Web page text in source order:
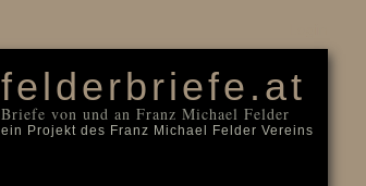
felderbriefe.at
Briefe von und an Franz Michael Felder
ein Projekt des Franz Michael Felder Vereins